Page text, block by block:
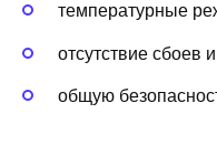
температурные
отсутствие сбоев
общую